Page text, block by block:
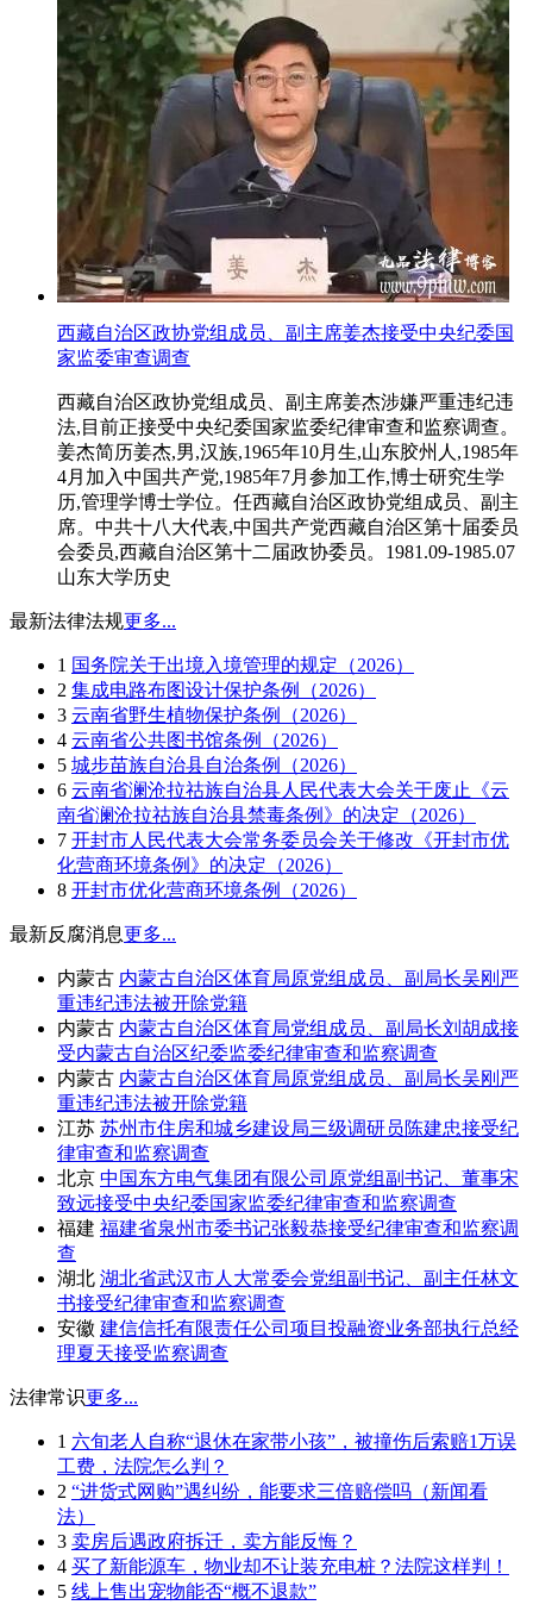
西藏自治区政协党组成员、副主席姜杰接受中央纪委国
家监委审查调查
西藏自治区政协党组成员、副主席姜杰涉嫌严重违纪违
法,目前正接受中央纪委国家监委纪律审查和监察调查。
姜杰简历姜杰,男,汉族,1965年10月生,山东胶州人,1985年
4月加入中国共产党,1985年7月参加工作,博士研究生学
历,管理学博士学位。任西藏自治区政协党组成员、副主
席。中共十八大代表,中国共产党西藏自治区第十届委员
会委员,西藏自治区第十二届政协委员。1981.09-1985.07
山东大学历史
最新法律法规更多...
1 国务院关于出境入境管理的规定（2026）
2 集成电路布图设计保护条例（2026）
3 云南省野生植物保护条例（2026）
4 云南省公共图书馆条例（2026）
5 城步苗族自治县自治条例（2026）
6 云南省澜沧拉祜族自治县人民代表大会关于废止《云
南省澜沧拉祜族自治县禁毒条例》的决定（2026）
7 开封市人民代表大会常务委员会关于修改《开封市优
化营商环境条例》的决定（2026）
8 开封市优化营商环境条例（2026）
最新反腐消息更多...
内蒙古 内蒙古自治区体育局原党组成员、副局长吴刚严
重违纪违法被开除党籍
内蒙古 内蒙古自治区体育局党组成员、副局长刘胡成接
受内蒙古自治区纪委监委纪律审查和监察调查
内蒙古 内蒙古自治区体育局原党组成员、副局长吴刚严
重违纪违法被开除党籍
江苏 苏州市住房和城乡建设局三级调研员陈建忠接受纪
律审查和监察调查
北京 中国东方电气集团有限公司原党组副书记、董事宋
致远接受中央纪委国家监委纪律审查和监察调查
福建 福建省泉州市委书记张毅恭接受纪律审查和监察调
查
湖北 湖北省武汉市人大常委会党组副书记、副主任林文
书接受纪律审查和监察调查
安徽 建信信托有限责任公司项目投融资业务部执行总经
理夏天接受监察调查
法律常识更多...
1 六旬老人自称“退休在家带小孩”，被撞伤后索赔1万误
工费，法院怎么判？
2 “进货式网购”遇纠纷，能要求三倍赔偿吗（新闻看
法）
3 卖房后遇政府拆迁，卖方能反悔？
4 买了新能源车，物业却不让装充电桩？法院这样判！
5 线上售出宠物能否“概不退款”